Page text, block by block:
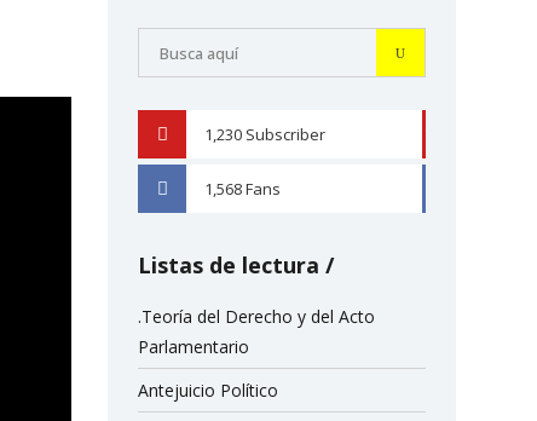
1,230 Subscriber
1,568Fans
Listas de lectura
.Teoría del Derecho y del Acto
Parlamentario
Antejuicio Político